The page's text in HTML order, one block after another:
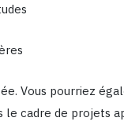
Vous pourriez
cadre de projets